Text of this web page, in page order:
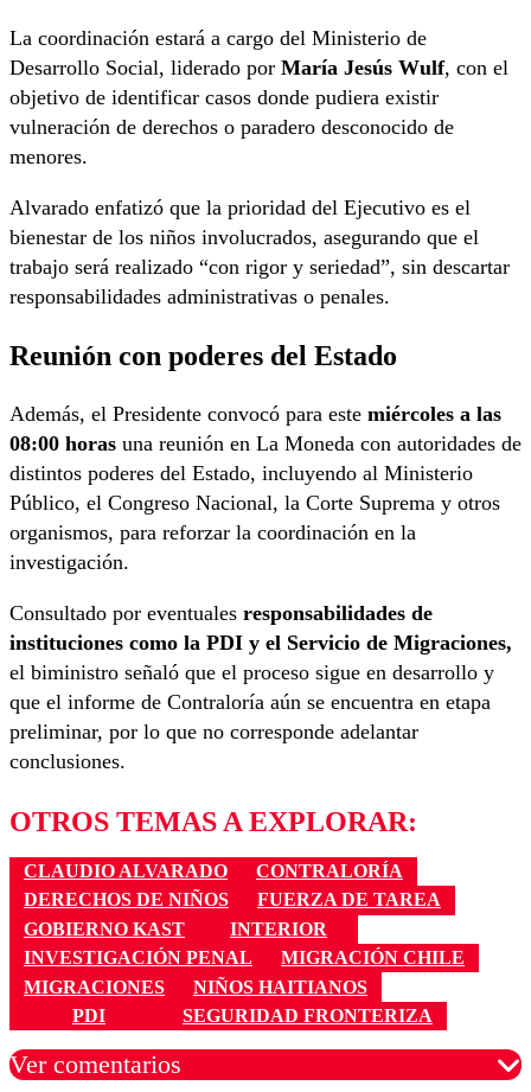
La coordinación estará a cargo del Ministerio de
Desarrollo Social, liderado por María Jesús Wulf, con el
objetivo de identificar casos donde pudiera existir
vulneración de derechos o paradero desconocido de
menores.
Alvarado enfatizó que la prioridad del Ejecutivo es el
bienestar de los niños involucrados, asegurando que el
trabajo será realizado “con rigor y seriedad”, sin descartar
responsabilidades administrativas o penales.
Reunión con poderes del Estado
Además, el Presidente convocó para este miércoles a las
08:00 horas una reunión en La Moneda con autoridades de
distintos poderes del Estado, incluyendo al Ministerio
Público, el Congreso Nacional, la Corte Suprema y otros
organismos, para reforzar la coordinación en la
investigación.
Consultado por eventuales responsabilidades de
instituciones como la PDI y el Servicio de Migraciones,
el biministro señaló que el proceso sigue en desarrollo y
que el informe de Contraloría aún se encuentra en etapa
preliminar, por lo que no corresponde adelantar
conclusiones.
OTROS TEMAS A EXPLORAR:
CLAUDIO ALVARADO
CONTRALORÍA
DERECHOS DE NIÑOS
FUERZA DE TAREA
GOBIERNO KAST
INTERIOR
INVESTIGACIÓN PENAL
MIGRACIÓN CHILE
MIGRACIONES
NIÑOS HAITIANOS
PDI
SEGURIDAD FRONTERIZA
Ver comentarios